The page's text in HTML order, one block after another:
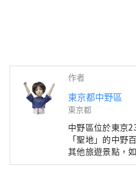
作者
東京都中野區
東京都
中野區位於東京
「聖地」的中野
其他旅遊景點，
食。 中野站週邊